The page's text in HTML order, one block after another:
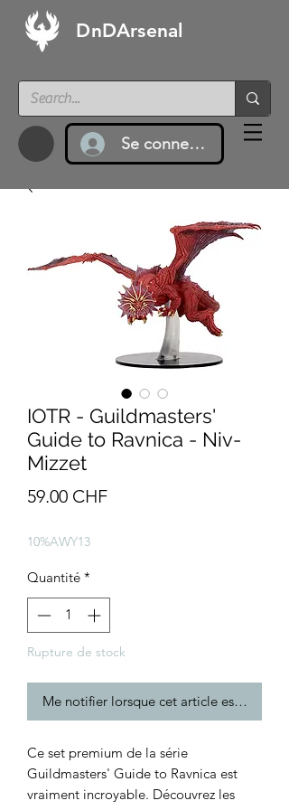
DnDArsenal
Se connecter
IOTR - Guildmasters'
Guide to Ravnica - Niv-
Mizzet
59.00 CHFPrix
10%AWY13
Quantité *
Rupture de stock
Me notifier lorsque cet article est
Ce set premium de la série
Guildmasters' Guide to Ravnica est
vraiment incroyable. Découvrez les